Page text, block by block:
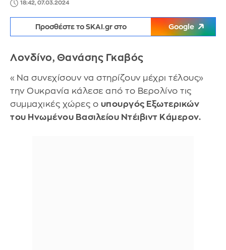
18:42, 07.03.2024
Προσθέστε το SKAI.gr στο Google
Λονδίνο, Θανάσης Γκαβός
«Να συνεχίσουν να στηρίζουν μέχρι τέλους»
την Ουκρανία κάλεσε από το Βερολίνο τις
συμμαχικές χώρες ο υπουργός Εξωτερικών
του Ηνωμένου Βασιλείου Ντέιβιντ Κάμερον.